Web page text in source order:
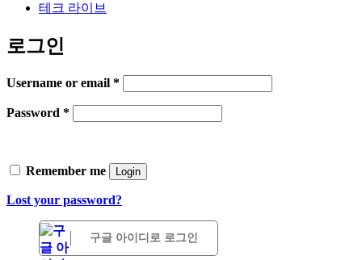
테크 라이브
로그인
Username or email *
Password *
Remember me Login
Lost your password?
구글 아이디로 로그인